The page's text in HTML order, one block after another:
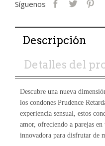
Síguenos
Descripción
Detalles del
Descubre una nueva
los condones Prudence
experiencia sensual, estos
amor, ofreciendo a parejas
innovadora para disfrutar de